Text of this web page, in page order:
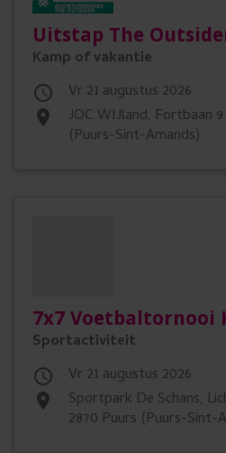
Uitstap The
Kamp of vakantie
 vr 21 augustus 2026
place
JOC WIJland, Fortbaan 9 , 2870 Liezele
(Puurs-Sint-Amands)
7x7 Voetbaltornooi
Sportactiviteit
 vr 21 augustus 2026
place
Sportpark De Schans, Lichterstraat 64/1 ,
2870 Puurs (Puurs-Sint-